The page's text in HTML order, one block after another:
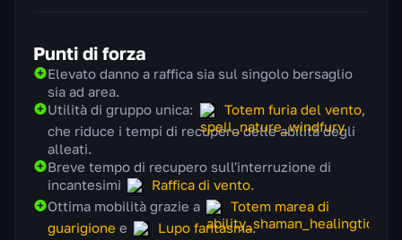
Punti di forza
Elevato danno a raffica sia sul singolo bersaglio
sia ad area.
Utilità di gruppo unica:
Totem furia del vento,
che riduce i tempi di recupero delle abilità degli
alleati.
Breve tempo di recupero sull'interruzione di
incantesimi
Raffica di vento.
Ottima mobilità grazie a
Totem marea di
guarigione e Lupo fantasma.